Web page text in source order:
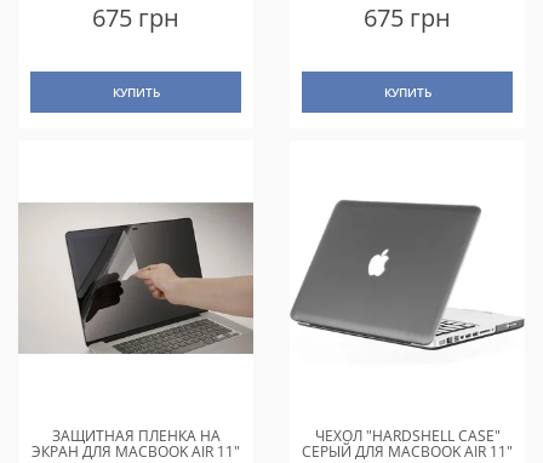
675 грн
КУПИТЬ
675 грн
КУПИТЬ
ЗАЩИТНАЯ ПЛЕНКА НА
ЭКРАН ДЛЯ MACBOOK AIR 11"
ЧЕХОЛ "HARDSHELL CASE"
СЕРЫЙ ДЛЯ MACBOOK AIR 11"